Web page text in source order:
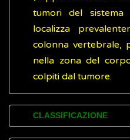
tumori del sistema
localizza
colonna vertebrale,
nella zona del
colpiti dal tumore.
CLASSIFICAZIONE